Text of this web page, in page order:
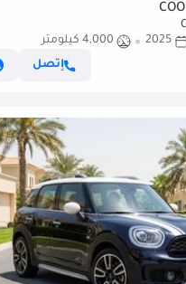
2025
4,000 كيلومتر
إتصل